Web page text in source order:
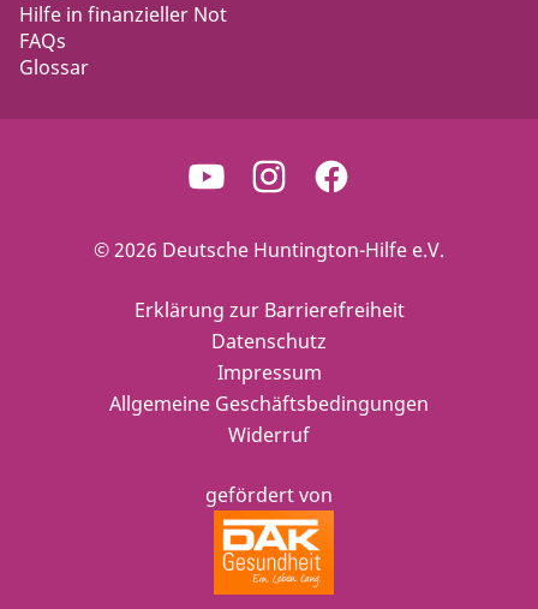
Hilfe in finanzieller Not
FAQs
Glossar
© 2026 Deutsche Huntington-Hilfe e.V.
gefördert von
Erklärung zur Barrierefreiheit
Datenschutz
Impressum
Allgemeine Geschäftsbedingungen
Widerruf